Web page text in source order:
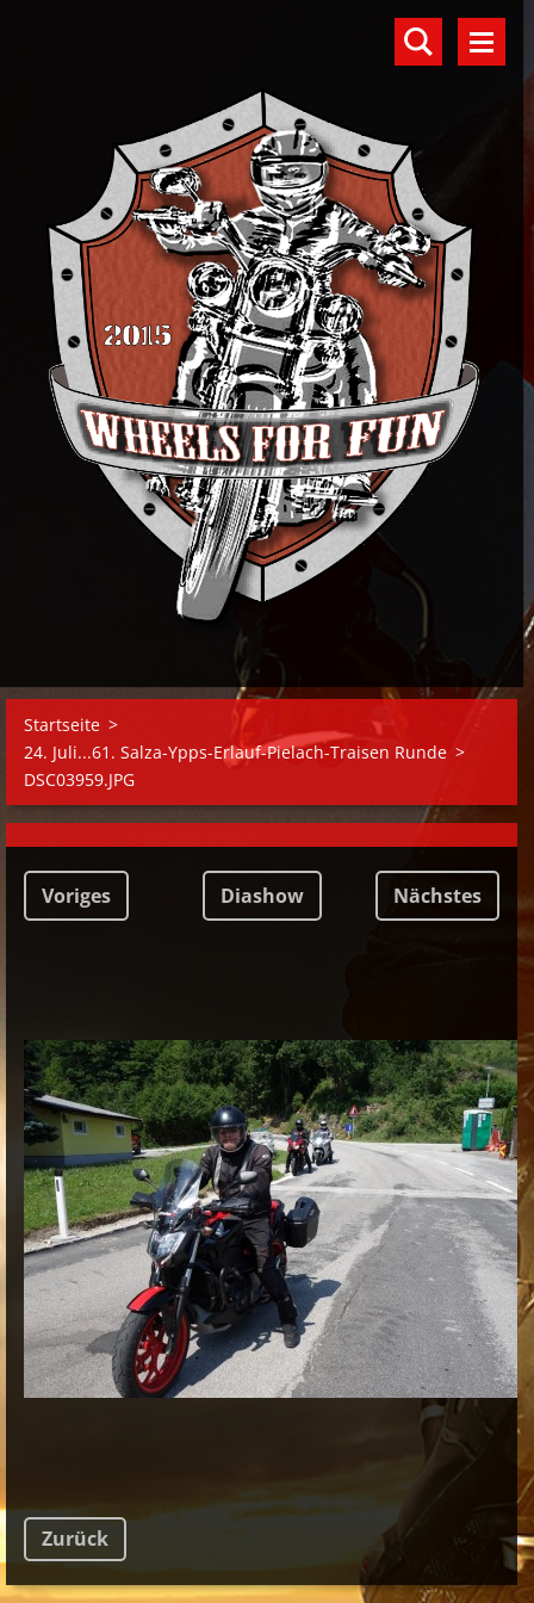
Startseite >
24. Juli...61. Salza-Ypps-Erlauf-Pielach-Traisen Runde >
DSC03959.JPG
Voriges Diashow Nächstes
Zurück